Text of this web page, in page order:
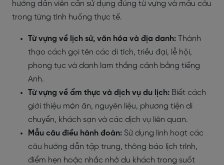
hướng dẫn viên cần sử dụng đúng từ vựng và mẫu câu
trong từng tình huống thực tế.
Từ vựng về lịch sử, văn hóa và địa danh: Thành
thạo cách gọi tên các di tích, triều đại, lễ hội,
phong tục và danh lam thắng cảnh bằng tiếng
Anh.
Từ vựng về ẩm thực và dịch vụ du lịch: Biết cách
giới thiệu món ăn, nguyên liệu, phương tiện di
chuyển, khách sạn và các dịch vụ liên quan.
Mẫu câu điều hành đoàn: Sử dụng linh hoạt các
câu hướng dẫn tập trung, thông báo lịch trình,
điểm hẹn hoặc nhắc nhở du khách trong suốt